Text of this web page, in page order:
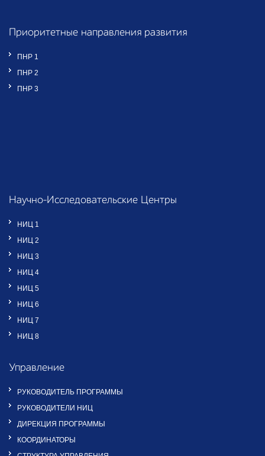
Приоритетные направления развития
ПНР 1
ПНР 2
ПНР 3
Научно-Исследовательские Центры
НИЦ 1
НИЦ 2
НИЦ 3
НИЦ 4
НИЦ 5
НИЦ 6
НИЦ 7
НИЦ 8
Управление
РУКОВОДИТЕЛЬ ПРОГРАММЫ
РУКОВОДИТЕЛИ НИЦ
ДИРЕКЦИЯ ПРОГРАММЫ
КООРДИНАТОРЫ